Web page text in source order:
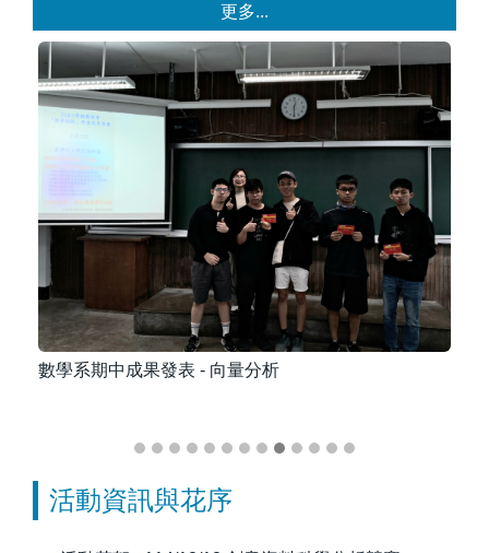
更多...
數學系期中成果發表 - 高等微積分(一)與演習
活動資訊與花序